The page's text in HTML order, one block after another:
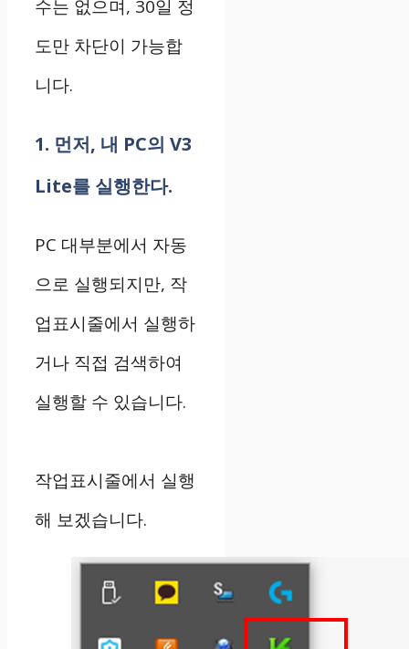
수는 없으며, 30일 정
도만 차단이 가능합
니다.
1. 먼저, 내 PC의 V3
Lite를 실행한다.
PC 대부분에서 자동
으로 실행되지만, 작
업표시줄에서 실행하
거나 직접 검색하여
실행할 수 있습니다.
작업표시줄에서 실행
해 보겠습니다.